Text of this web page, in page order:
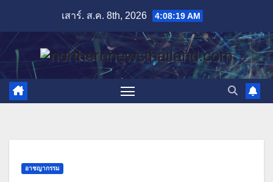
content
เสาร์. ส.ค. 8th, 2026 4:08:20 AM
อาชญากรรม